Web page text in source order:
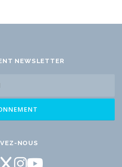
NEWSLETTER
NOUS